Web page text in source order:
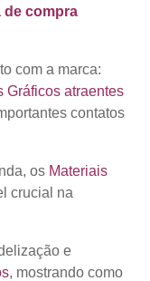
de compra
com a marca:
Gráficos atraentes
contatos
os Materiais
crucial na
e
, mostrando como